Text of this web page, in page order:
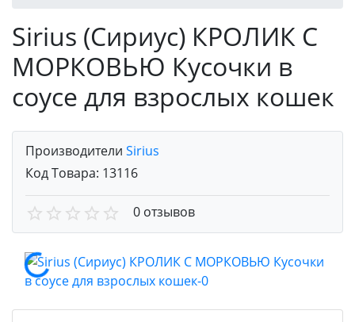
Sirius (Сириус) КРОЛИК С
МОРКОВЬЮ Кусочки в
соусе для взрослых кошек
Производители Sirius
Код Товара: 13116
0 отзывов